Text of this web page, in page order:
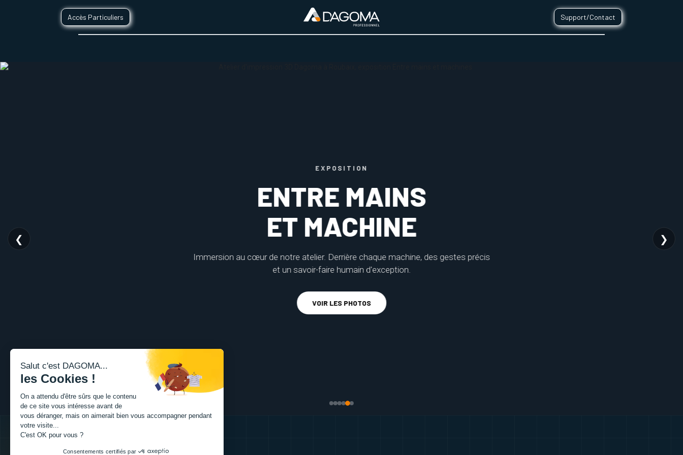
Accès Particuliers Support/Contact
EXPOSITION
ENTRE MAINS
ET MACHINE
Immersion au cœur de notre atelier. Derrière chaque machine, des gestes précis
et un savoir-faire humain d'exception.
VOIR LES PHOTOS
❮ ❯
Salut c'est DAGOMA...
les Cookies !
On a attendu d'être sûrs que le contenu
de ce site vous intéresse avant de
vous déranger, mais on aimerait bien vous accompagner pendant
votre visite...
C'est OK pour vous ?
Consentements certifiés par